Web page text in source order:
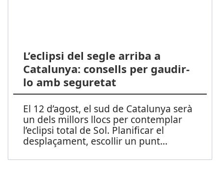
L’eclipsi del segle arriba a
Catalunya: consells per gaudir-
lo amb seguretat
El 12 d’agost, el sud de Catalunya serà
un dels millors llocs per contemplar
l’eclipsi total de Sol. Planificar el
desplaçament, escollir un punt...